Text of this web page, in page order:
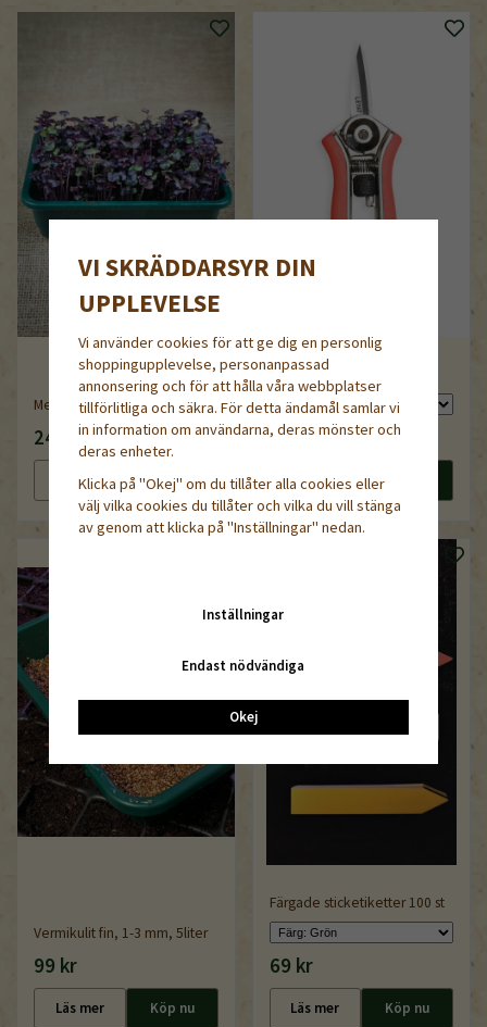
Mellan såask för bredsådd
24 kr
Läs mer Köp nu
Blomsax
229 kr
Läs mer
Vermikulit fin, 1-3 mm, 5liter
99 kr
Läs mer Köp nu
Färgade sticketiketter 100 st
69 kr
Läs mer Köp nu
VI SKRÄDDARSYR DIN
UPPLEVELSE
Vi använder cookies för att ge dig en personlig
shoppingupplevelse, personanpassad
annonsering och för att hålla våra webbplatser
tillförlitliga och säkra. För detta ändamål samlar vi
in information om användarna, deras mönster och
deras enheter.
Klicka på "Okej" om du tillåter alla cookies eller
välj vilka cookies du tillåter och vilka du vill stänga
av genom att klicka på "Inställningar" nedan.
Inställningar
Endast nödvändiga
Okej